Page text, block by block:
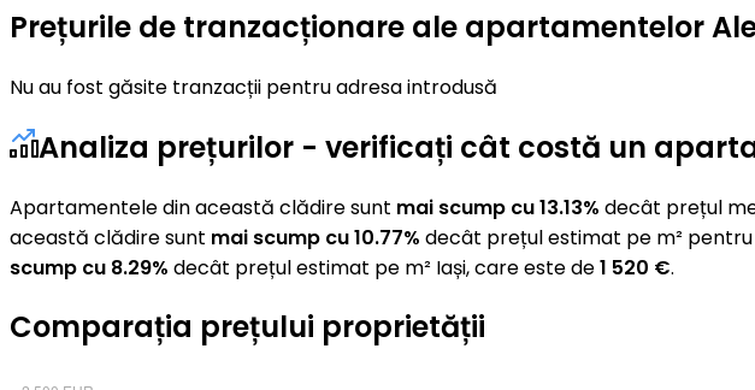
Prețurile de tranzacționare ale apartamentelor
Nu au fost găsite tranzacții pentru adresa introdusă
Analiza prețurilor - verificați cât costă un
Apartamentele din această clădire sunt mai scump cu 13.13% decât prețul
această clădire sunt mai scump cu 10.77% decât prețul estimat pe m²
scump cu 8.29% decât prețul estimat pe m² Iași, care este de1 520 €.
Comparația prețului proprietății